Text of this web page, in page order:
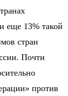
еще 13% такой
стран
Почти
против